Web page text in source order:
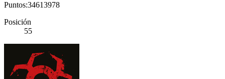
Puntos:34613978
Posición
55